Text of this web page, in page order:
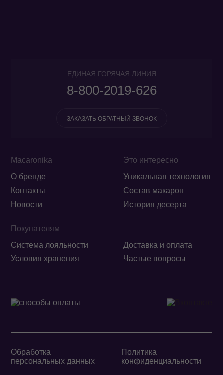
Macaronika
О бренде
Контакты
Новости
Покупателям
Система лояльности
Доставка и оплата
Условия хранения
Частые вопросы
Это интересно
Уникальная технология
Состав макарон
История десерта
ЕДИНАЯ ГОРЯЧАЯ ЛИНИЯ
8-800-2019-626
ЗАКАЗАТЬ ОБРАТНЫЙ ЗВОНОК
Обработка
персональных данных
Политика
конфиденциальности